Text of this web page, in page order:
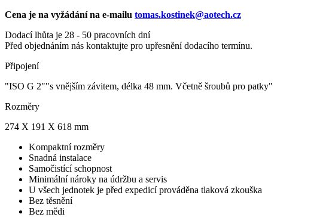
Cena je na vyžádání na e-mailu tomas.kostinek@aotech.cz
Dodací lhůta je 28 - 50 pracovních dní
Před objednáním nás kontaktujte pro upřesnění dodacího termínu.
Připojení
"ISO G 2""s vnějším závitem, délka 48 mm. Včetně šroubů pro patky"
Rozměry
274 X 191 X 618 mm
Kompaktní rozměry
Snadná instalace
Samočistící schopnost
Minimální nároky na údržbu a servis
U všech jednotek je před expedicí prováděna tlaková zkouška
Bez těsnění
Bez mědi